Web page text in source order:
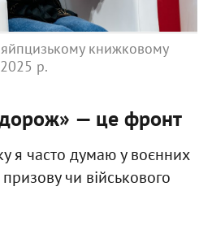
книжковому
р.
— це фронт
я часто думаю у воєнних
чи військового